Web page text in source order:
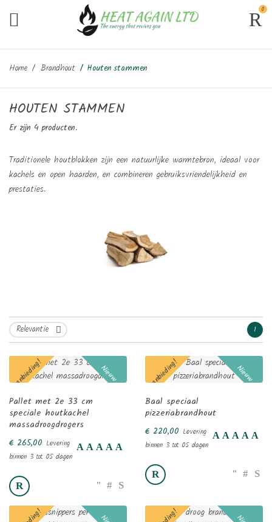
0
Home Brandhout Houten stammen
HOUTEN STAMMEN
Er zijn 4 producten.
Traditionele houtblokken zijn een natuurlijke warmtebron, ideaal voor
kachels en open haarden, en combineren gebruiksvriendelijkheid en
prestaties.
Relevantie  1
Aanbieding! Nieuw
Pallet met 2e 33 cm
speciale houtkachel
massadroogdrogers
€ 265,00 Levering
binnen 3 tot 05 dagen
Aanbieding! Nieuw
Baal speciaal
pizzeriabrandhout
€ 220,00 Levering
binnen 3 tot 05 dagen